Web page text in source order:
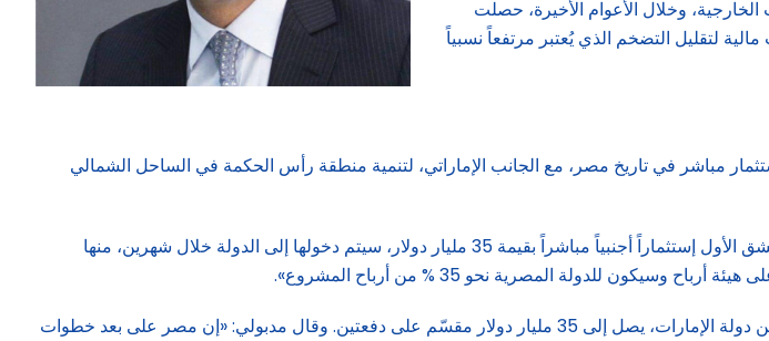
وخلال الأعوام الأخيرة، حصلت
لتقليل التضخم الذي يُعتبر مرتفعاً نسبياً
مباشر في تاريخ مصر، مع الجانب الإماراتي، لتنمية منطقة رأس الحكمة في الساحل الشمالي
وأكد رئيس مجلس الوزراء مدبولي «أن المشروع بالشراكة بين مصر ودولة الإمارات، وسيتضمّن الشق الأول إستثماراً أجنبياً مباشراً بقيمة 35 مليار دولار، سيتم دخولها إلى الدولة خلال شهرين، منها
وبموجب الإتفاقية يتم تدشين مدينة متكاملة في رأس الحكمة على مساحة 40600 فدان بتمويل من دولة الإمارات، يصل إلى 35 مليار دولار مقسّم على دفعتين. وقال مدبولي: «إن مصر على بعد خطوات